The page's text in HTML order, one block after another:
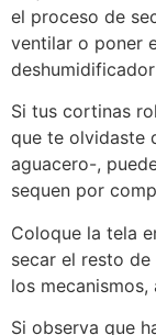
el proceso de
ventilar o poner
Si tus cortinas
que te olvidaste
aguacero-,
sequen por
Coloque la tela
secar el resto
los
Si observa que